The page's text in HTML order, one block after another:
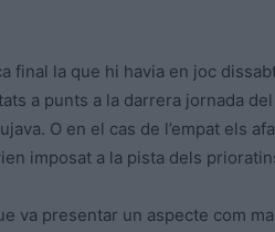
final la que hi havia en joc
a punts a la darrera jornada
O en el cas de l’empat els
imposat a la pista dels
va presentar un aspecte com